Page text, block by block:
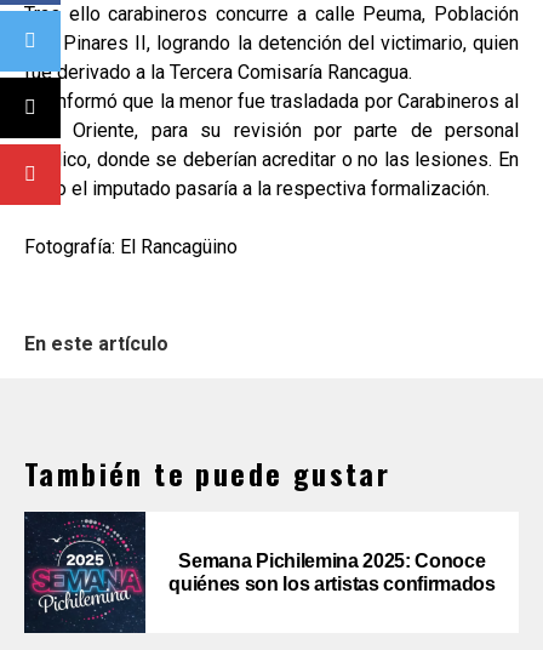
Tras ello carabineros concurre a calle Peuma, Población
Los Pinares II, logrando la detención del victimario, quien
fue derivado a la Tercera Comisaría Rancagua.
Se informó que la menor fue trasladada por Carabineros al
SAR Oriente, para su revisión por parte de personal
médico, donde se deberían acreditar o no las lesiones. En
tanto el imputado pasaría a la respectiva formalización.
Fotografía: El Rancagüino
En este artículo
También te puede gustar
Semana Pichilemina 2025: Conoce
quiénes son los artistas confirmados